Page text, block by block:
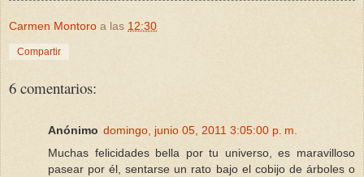
Carmen Montoro a las 12:30
Compartir
6 comentarios:
Anónimo domingo, junio 05, 2011 3:05:00 p. m.
Muchas felicidades bella por tu universo, es maravilloso
pasear por él, sentarse un rato bajo el cobijo de árboles o